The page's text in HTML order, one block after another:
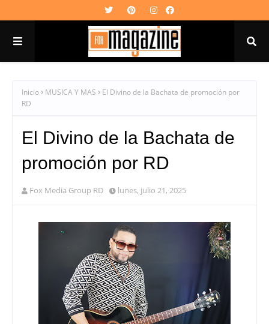
Inicio MUSICA Y MAS
El Divino de la Bachata de promoción por
RD
El Divino de la Bachata de
promoción por RD
Fox Media Group RD lunes, julio 21, 2025